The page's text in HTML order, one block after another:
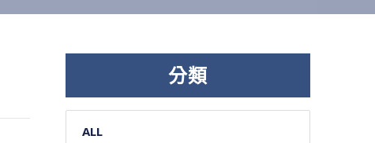
分類
ALL